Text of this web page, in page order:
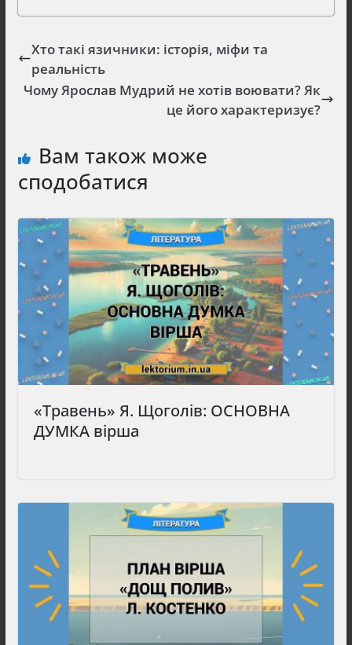
Хто такі язичники: історія, міфи та
реальність
Чому Ярослав Мудрий не хотів воювати? Як
це його характеризує?
Вам також може
сподобатися
«Травень» Я. Щоголів: ОСНОВНА
ДУМКА вірша